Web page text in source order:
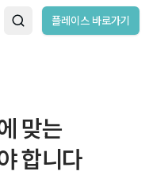
플레이스 바로가기
맞는
합니다